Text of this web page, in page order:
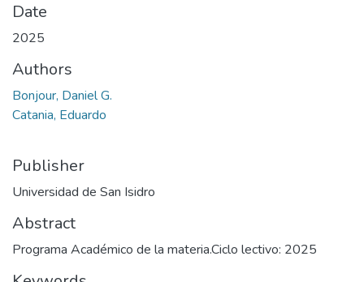
Date
2025
Authors
Bonjour, Daniel G.
Catania, Eduardo
Publisher
Universidad de San Isidro
Abstract
Programa Académico de la materia.Ciclo lectivo: 2025